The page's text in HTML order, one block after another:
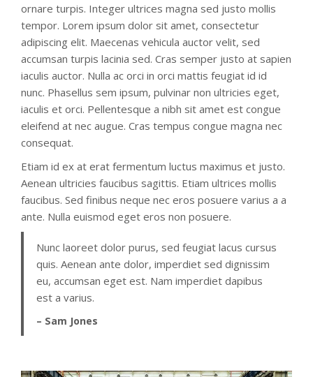
ornare turpis. Integer ultrices magna sed justo mollis
tempor. Lorem ipsum dolor sit amet, consectetur
adipiscing elit. Maecenas vehicula auctor velit, sed
accumsan turpis lacinia sed. Cras semper justo at sapien
iaculis auctor. Nulla ac orci in orci mattis feugiat id id
nunc. Phasellus sem ipsum, pulvinar non ultricies eget,
iaculis et orci. Pellentesque a nibh sit amet est congue
eleifend at nec augue. Cras tempus congue magna nec
consequat.
Etiam id ex at erat fermentum luctus maximus et justo.
Aenean ultricies faucibus sagittis. Etiam ultrices mollis
faucibus. Sed finibus neque nec eros posuere varius a a
ante. Nulla euismod eget eros non posuere.
Nunc laoreet dolor purus, sed feugiat lacus cursus
quis. Aenean ante dolor, imperdiet sed dignissim
eu, accumsan eget est. Nam imperdiet dapibus
est a varius.
– Sam Jones